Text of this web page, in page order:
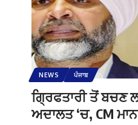
NEWS ਪੰਜਾਬ
ਗ੍ਰਿਫਤਾਰੀ ਤੋਂ ਬਚਣ
ਅਦਾਲਤ ‘ਚ, CM